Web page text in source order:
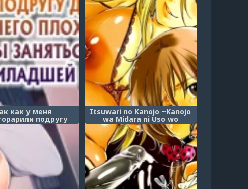
как у меня
подругу
то нет ничего
в том, чтобы
сексом с её
сестрой?
no Onee-san ga
node, Boku wa
no Imouto to Sex
mo Ii desu ka?)
Itsuwari no Kanojo ~Kanojo
wa Midara ni Uso wo
Sasayaku~